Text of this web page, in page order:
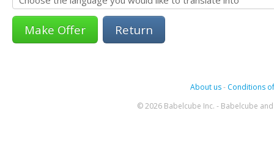
Return
About us- Conditions
© 2026 Babelcube Inc. - Babelcube